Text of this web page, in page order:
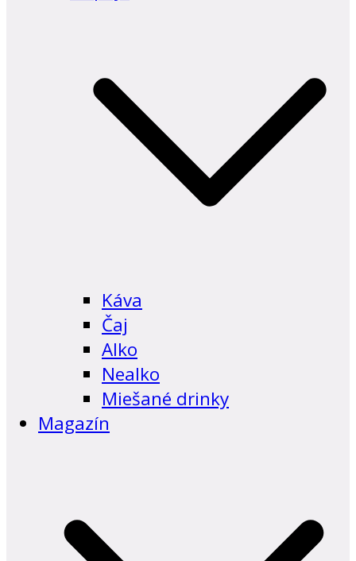
Káva
Čaj
Alko
Nealko
Miešané drinky
Magazín